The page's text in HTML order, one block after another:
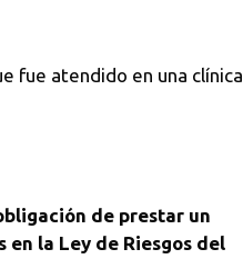
fue atendido en una clínica
de prestar un
la Ley de Riesgos del